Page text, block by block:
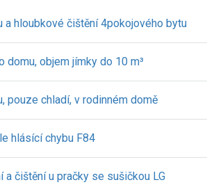
a hloubkové čištění 4pokojového bytu
domu, objem jímky do 10 m³
pouze chladí, v rodinném domě
hlásící chybu F84
a čištění u pračky se sušičkou LG